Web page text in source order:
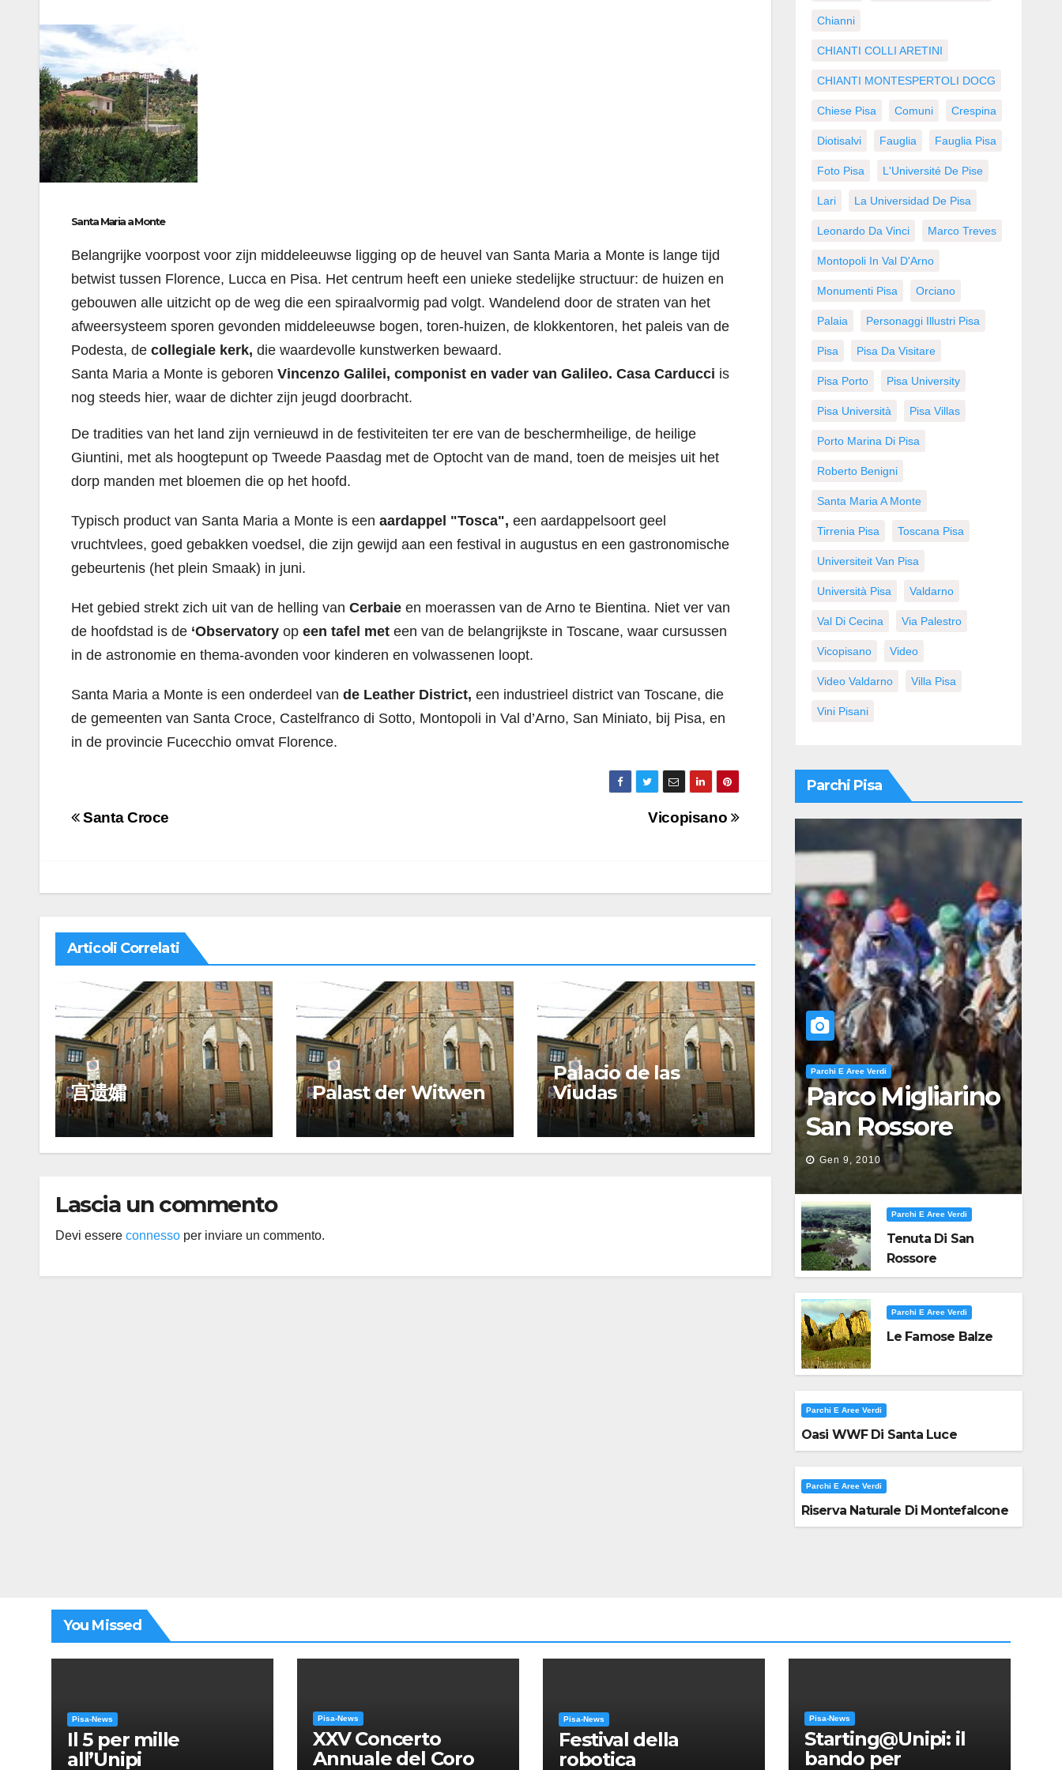
Santa Maria a Monte
Belangrijke voorpost voor zijn middeleeuwse ligging op de heuvel van Santa Maria a Monte is lange tijd
betwist tussen Florence, Lucca en Pisa. Het centrum heeft een unieke stedelijke structuur: de huizen en
gebouwen alle uitzicht op de weg die een spiraalvormig pad volgt. Wandelend door de straten van het
afweersysteem sporen gevonden middeleeuwse bogen, toren-huizen, de klokkentoren, het paleis van de
Podesta, de collegiale kerk, die waardevolle kunstwerken bewaard.
Santa Maria a Monte is geboren Vincenzo Galilei, componist en vader van Galileo. Casa Carducci is
nog steeds hier, waar de dichter zijn jeugd doorbracht.
De tradities van het land zijn vernieuwd in de festiviteiten ter ere van de beschermheilige, de heilige
Giuntini, met als hoogtepunt op Tweede Paasdag met de Optocht van de mand, toen de meisjes uit het
dorp manden met bloemen die op het hoofd.
Typisch product van Santa Maria a Monte is een aardappel "Tosca", een aardappelsoort geel
vruchtvlees, goed gebakken voedsel, die zijn gewijd aan een festival in augustus en een gastronomische
gebeurtenis (het plein Smaak) in juni.
Het gebied strekt zich uit van de helling van Cerbaie en moerassen van de Arno te Bientina. Niet ver van
de hoofdstad is de ‘Observatory op een tafel met een van de belangrijkste in Toscane, waar cursussen
in de astronomie en thema-avonden voor kinderen en volwassenen loopt.
Santa Maria a Monte is een onderdeel van de Leather District, een industrieel district van Toscane, die
de gemeenten van Santa Croce, Castelfranco di Sotto, Montopoli in Val d’Arno, San Miniato, bij Pisa, en
in de provincie Fucecchio omvat Florence.
Navigazione
Vicopisano
Santa Croce
Articoli Correlati
宫遗孀 Palast der Witwen
Palacio de las
Viudas
Lascia un commento
Devi essere connesso per inviare un commento.
Chianni
CHIANTI COLLI ARETINI
CHIANTI MONTESPERTOLI DOCG
Chiese Pisa Comuni Crespina
Diotisalvi Fauglia Fauglia Pisa
Foto Pisa L'Université De Pise
Lari La Universidad De Pisa
Leonardo Da Vinci Marco Treves
Montopoli In Val D'Arno
Monumenti Pisa Orciano
Palaia Personaggi Illustri Pisa
Pisa Pisa Da Visitare
Pisa Porto Pisa University
Pisa Università Pisa Villas
Porto Marina Di Pisa
Roberto Benigni
Santa Maria A Monte
Tirrenia Pisa Toscana Pisa
Universiteit Van Pisa
Università Pisa Valdarno
Val Di Cecina Via Palestro
Vicopisano Video
Video Valdarno Villa Pisa
Vini Pisani
Parchi Pisa
Parchi E Aree Verdi
Parco Migliarino
San Rossore
Massaciuccoli
Gen 9, 2010
Parchi E Aree Verdi
Tenuta Di San
Rossore
Parchi E Aree Verdi
Le Famose Balze
Parchi E Aree Verdi
Oasi WWF Di Santa Luce
Parchi E Aree Verdi
Riserva Naturale Di Montefalcone
You Missed
Pisa-News
Il 5 per mille
all’Unipi
Pisa-News
XXV Concerto
Annuale del Coro
Pisa-News
Festival della
robotica
Pisa-News
Starting@Unipi: il
bando per